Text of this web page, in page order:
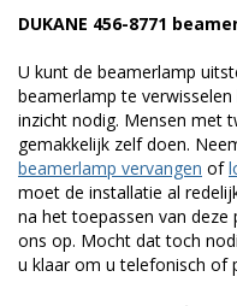
DUKANE 456-8771
U kunt de beamerlamp
beamerlamp te
inzicht nodig. Mensen met
gemakkelijk zelf doen.
beamerlamp vervangen of
moet de installatie al
na het toepassen van deze
ons op. Mocht dat toch
u klaar om u telefonisch of